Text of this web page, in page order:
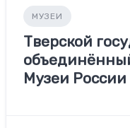
МУЗЕИ
Тверской
Музеи России